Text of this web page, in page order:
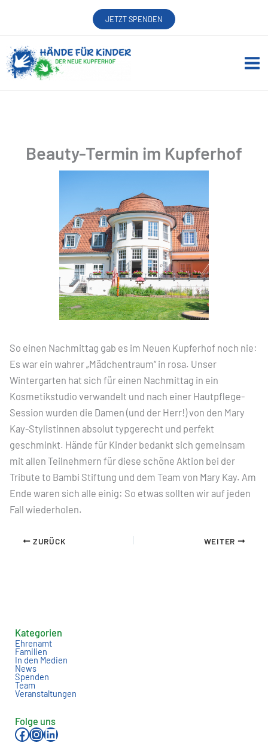
JETZT SPENDEN
Beauty-Termin im Kupferhof
So einen Nachmittag gab es im Neuen Kupferhof noch nie:
Es war ein wahrer „Mädchentraum“ in rosa. Unser
Wintergarten hat sich für einen Nachmittag in ein
Kosmetikstudio verwandelt und nach einer Hautpflege-
Session wurden die Damen (und der Herr!) von den Mary
Kay-Stylistinnen absolut typgerecht und perfekt
geschminkt. Hände für Kinder bedankt sich gemeinsam
mit allen Teilnehmern für diese schöne Aktion bei der
Tribute to Bambi Stiftung und dem Team von Mary Kay. Am
Ende waren sich alle einig: So etwas sollten wir auf jeden
Fall wiederholen.
ZURÜCK WEITER
Kategorien
Ehrenamt
Familien
In den Medien
News
Spenden
Team
Veranstaltungen
Folge uns
Facebook InstagramLinkedIn